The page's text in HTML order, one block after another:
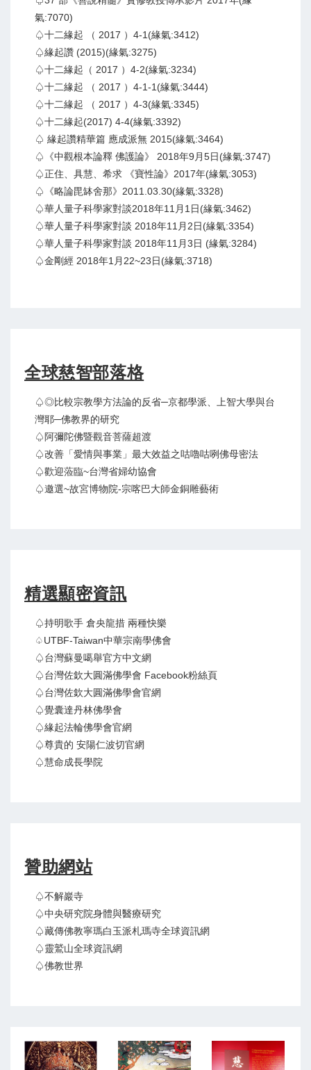
氣:7070)
♤十二緣起 （ 2017 ）4-1(緣氣:3412)
♤緣起讚 (2015)(緣氣:3275)
♤十二緣起（ 2017 ）4-2(緣氣:3234)
♤十二緣起 （ 2017 ）4-1-1(緣氣:3444)
♤十二緣起 （ 2017 ）4-3(緣氣:3345)
♤十二緣起(2017) 4-4(緣氣:3392)
♤ 緣起讚精華篇 應成派無 2015(緣氣:3464)
♤《中觀根本論釋 佛護論》 2018年9月5日(緣氣:3747)
♤正住、具慧、希求 《寶性論》2017年(緣氣:3053)
♤《略論毘缽舍那》2011.03.30(緣氣:3328)
♤華人量子科學家對談2018年11月1日(緣氣:3462)
♤華人量子科學家對談 2018年11月2日(緣氣:3354)
♤華人量子科學家對談 2018年11月3日 (緣氣:3284)
♤金剛經 2018年1月22~23日(緣氣:3718)
全球慈智部落格
♤◎比較宗教學方法論的反省─京都學派、上智大學與台
灣耶─佛教界的研究
♤阿彌陀佛暨觀音菩薩超渡
♤改善「愛情與事業」最大效益之咕嚕咕咧佛母密法
♤歡迎蒞臨~台灣省婦幼協會
♤邀選~故宮博物院-宗喀巴大師金銅雕藝術
精選顯密資訊
♤持明歌手 倉央龍措 兩種快樂
♤UTBF-Taiwan中華宗南學佛會
♤台灣蘇曼噶舉官方中文網
♤台灣佐欽大圓滿佛學會 Facebook粉絲頁
♤台灣佐欽大圓滿佛學會官網
♤覺囊達丹林佛學會
♤緣起法輪佛學會官網
♤尊貴的 安陽仁波切官網
♤慧命成長學院
贊助網站
♤不解巖寺
♤中央研究院身體與醫療研究
♤藏傳佛教寧瑪白玉派札瑪寺全球資訊網
♤靈鷲山全球資訊網
♤佛教世界